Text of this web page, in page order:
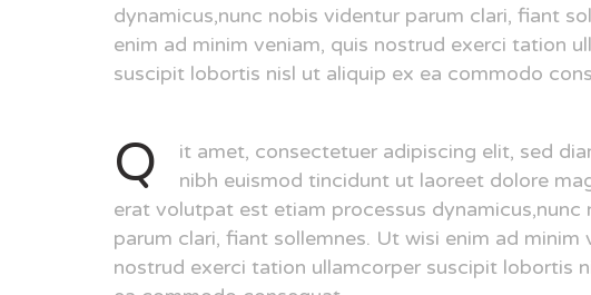
dynamicus,nunc nobis videntur parum clari, fiant
enim ad minim veniam, quis nostrud exerci tation
suscipit lobortis nisl ut aliquip ex ea commodo
Q
it amet, consectetuer adipiscing elit, sed
nibh euismod tincidunt ut laoreet dolore
erat volutpat est etiam processus dynamicus,nunc
parum clari, fiant sollemnes. Ut wisi enim ad minim
nostrud exerci tation ullamcorper suscipit lobortis